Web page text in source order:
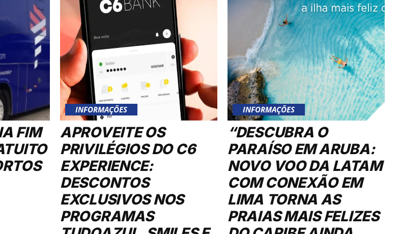
FIM
INFORMAÇÕES
APROVEITE OS
PRIVILÉGIOS DO C6
EXPERIENCE:
DESCONTOS
EXCLUSIVOS NOS
PROGRAMAS
INFORMAÇÕES
“DESCUBRA O
PARAÍSO EM ARUBA:
NOVO VOO DA LATAM
COM CONEXÃO EM
LIMA TORNA AS
PRAIAS MAIS FELIZES